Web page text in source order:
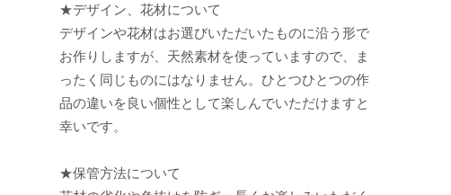
★デザイン、花材について
デザインや花材はお選びいただいたものに沿う形で
お作りしますが、天然素材を使っていますので、ま
ったく同じものにはなりません。ひとつひとつの作
品の違いを良い個性として楽しんでいただけますと
幸いです。
★保管方法について